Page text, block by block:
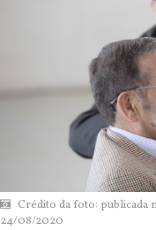
Crédito da foto:
24/08/2020